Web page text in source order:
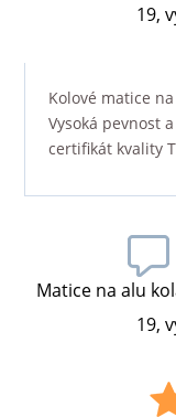
19,
Kolové matice
Vysoká pevnost
certifikát kvality
Matice na alu
19,